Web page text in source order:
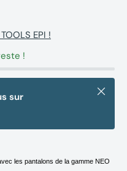
EPI !
!
sur
Fermer
les pantalons de la gamme NEO